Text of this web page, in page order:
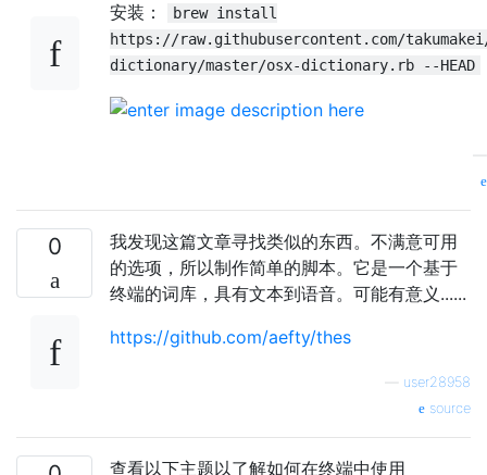
if __name__ == '__main__':
安装：
brew install
https://raw.githubusercontent.com/
dictionary/master/osx-dictionary.rb --HEAD
0
我发现这篇文章寻找类似的东西。不满意可用
的选项，所以制作简单的脚本。它是一个基于
终端的词库，具有文本到语音。可能有意义......
https://github.com/aefty/thes
user28958
source
查看以下主题以了解如何在终端中使用